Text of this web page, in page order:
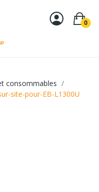
0
consommables
site-pour-EB-L1300U